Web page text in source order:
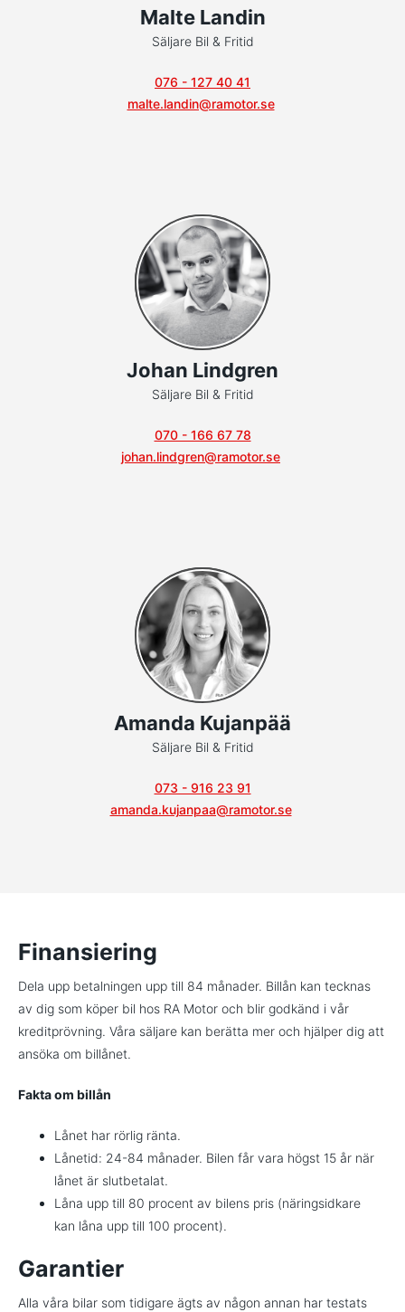
Malte Landin
Säljare Bil & Fritid
076 - 127 40 41
malte.landin@ramotor.se
Johan Lindgren
Säljare Bil & Fritid
070 - 166 67 78
johan.lindgren@ramotor.se
Amanda Kujanpää
Säljare Bil & Fritid
073 - 916 23 91
amanda.kujanpaa@ramotor.se
Finansiering
Dela upp betalningen upp till 84 månader. Billån kan tecknas
av dig som köper bil hos RA Motor och blir godkänd i vår
kreditprövning. Våra säljare kan berätta mer och hjälper dig att
ansöka om billånet.
Fakta om billån
Lånet har rörlig ränta.
Lånetid: 24-84 månader. Bilen får vara högst 15 år när
lånet är slutbetalat.
Låna upp till 80 procent av bilens pris (näringsidkare
kan låna upp till 100 procent).
Garantier
Alla våra bilar som tidigare ägts av någon annan har testats